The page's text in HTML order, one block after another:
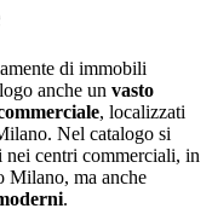
di immobili
anche un vasto
, localizzati
Nel catalogo si
nei centri commerciali, in
Milano, ma anche
.